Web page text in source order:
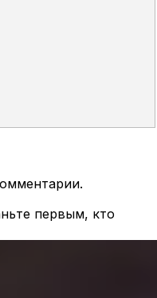
первым, кто